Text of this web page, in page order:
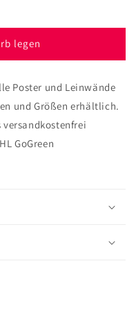
legen
Poster und Leinwände
und Größen erhältlich.
GoGreen